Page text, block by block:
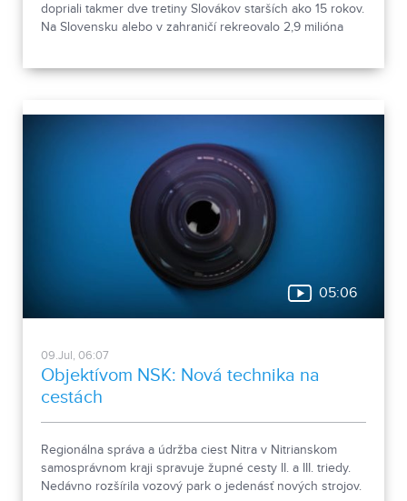
dopriali takmer dve tretiny Slovákov starších ako 15 rokov.
Na Slovensku alebo v zahraničí rekreovalo 2,9 milióna
05:06
09.Jul, 06:07
Objektívom NSK: Nová technika na
cestách
Regionálna správa a údržba ciest Nitra v Nitrianskom
samosprávnom kraji spravuje župné cesty II. a III. triedy.
Nedávno rozšírila vozový park o jedenásť nových strojov.